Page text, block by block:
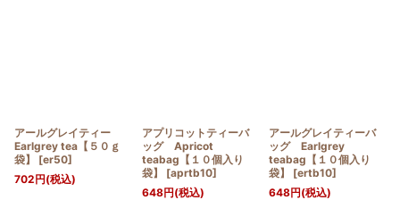
アールグレイティー
Earlgrey tea【５０ｇ
袋】
[er50]
702円(税込)
アプリコットティーバ
ッグ Apricot
teabag【１０個入り
袋】
[aprtb10]
648円(税込)
アールグレイティーバ
ッグ Earlgrey
teabag【１０個入り
袋】
[ertb10]
648円(税込)